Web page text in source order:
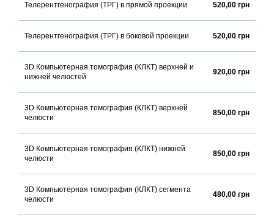
Телерентгенография (ТРГ) в прямой проекции 520,00 грн
Телерентгенография (ТРГ) в боковой проекции 520,00 грн
3D Компьютерная томография (КЛКТ) верхней и
нижней челюстей
920,00 грн
3D Компьютерная томография (КЛКТ) верхней
челюсти
850,00 грн
3D Компьютерная томография (КЛКТ) нижней
челюсти
850,00 грн
3D Компьютерная томография (КЛКТ) сегмента
челюсти
480,00 грн